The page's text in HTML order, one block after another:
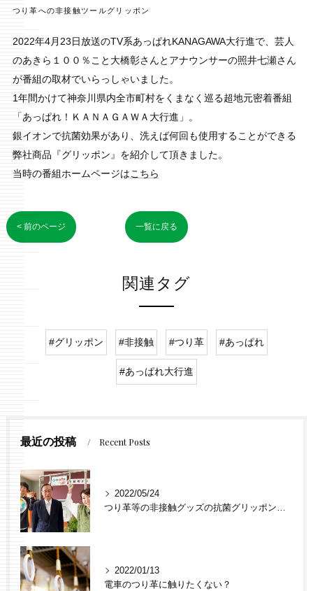
つり革への非接触ツールグリッポン
2022年4月23日放送のTV系あっぱれKANAGAWA大行進で、芸人
のあきら１００％こと大橋彰さんとアナウンサーの照井七瀬さん
が番組の取材でいらっしゃいました。
1年間かけて神奈川県内全市町村をくまなく巡る超地元密着番組
「あっぱれ！ＫＡＮＡＧＡＷＡ大行進」。
銀イオンで抗菌効果があり、洗えば何回も使用することができる
弊社商品『グリッポン』を紹介して頂きました。
当時の番組ホームページは こちら
< 前のページ 一覧に戻る
関連タグ
#グリッポン #非接触 #つり革 #あっぱれ
#あっぱれ大行進
最近の投稿 Recent Posts
2022/05/24
2022/01/13
電車のつり革に触りたくない？